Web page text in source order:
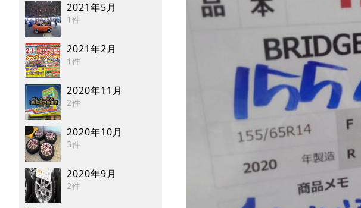
2021年5月
1件
2021年2月
1件
2020年11月
2件
2020年10月
3件
2020年9月
2件